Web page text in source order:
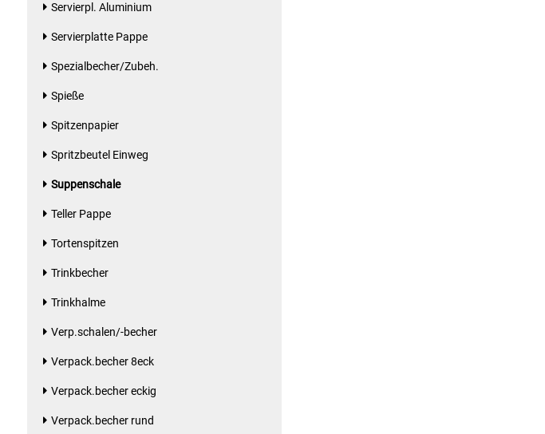
Haushaltsreiniger
Isotonische / Energy / Eiskaffee
Kaffee
Kakao
Karaffen / Krüge
Kartoffelprodukte
Kau-/ Fruchtgummi/ Kindersüßware
Kerzen / Anzündhilfen
Kochgeschirr
Servierpl. Aluminium
Servierplatte Pappe
Spezialbecher/Zubeh.
Spieße
Spitzenpapier
Spritzbeutel Einweg
Suppenschale
Teller Pappe
Tortenspitzen
Trinkbecher
Trinkhalme
Verp.schalen/-becher
Verpack.becher 8eck
Verpack.becher eckig
Verpack.becher rund